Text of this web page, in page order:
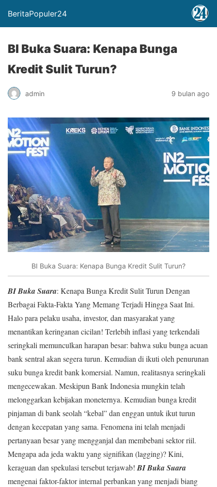
BeritaPopuler24
BI Buka Suara: Kenapa Bunga
Kredit Sulit Turun?
admin 9 bulan ago
BI Buka Suara: Kenapa Bunga Kredit Sulit Turun?
BI Buka Suara: Kenapa Bunga Kredit Sulit Turun Dengan
Berbagai Fakta-Fakta Yang Memang Terjadi Hingga Saat Ini.
Halo para pelaku usaha, investor, dan masyarakat yang
menantikan keringanan cicilan! Terlebih inflasi yang terkendali
seringkali memunculkan harapan besar: bahwa suku bunga acuan
bank sentral akan segera turun. Kemudian di ikuti oleh penurunan
suku bunga kredit bank komersial. Namun, realitasnya seringkali
mengecewakan. Meskipun Bank Indonesia mungkin telah
melonggarkan kebijakan moneternya. Kemudian bunga kredit
pinjaman di bank seolah “kebal” dan enggan untuk ikut turun
dengan kecepatan yang sama. Fenomena ini telah menjadi
pertanyaan besar yang mengganjal dan membebani sektor riil.
Mengapa ada jeda waktu yang signifikan (lagging)? Kini,
keraguan dan spekulasi tersebut terjawab! BI Buka Suara
mengenai faktor-faktor internal perbankan yang menjadi biang